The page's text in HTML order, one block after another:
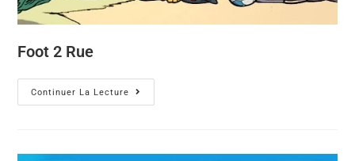
Foot 2 Rue
Continuer La Lecture